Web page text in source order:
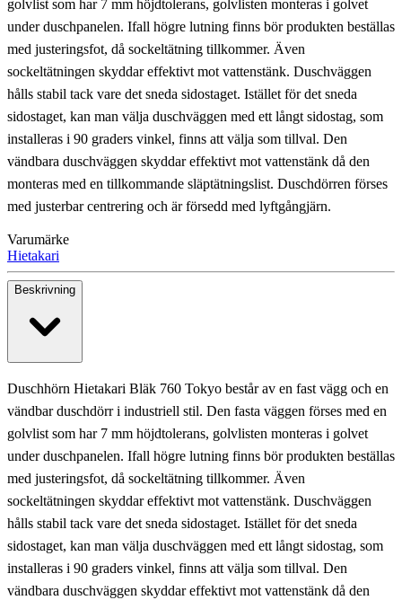
golvlist som har 7 mm höjdtolerans, golvlisten monteras i golvet
under duschpanelen. Ifall högre lutning finns bör produkten beställas
med justeringsfot, då sockeltätning tillkommer. Även
sockeltätningen skyddar effektivt mot vattenstänk. Duschväggen
hålls stabil tack vare det sneda sidostaget. Istället för det sneda
sidostaget, kan man välja duschväggen med ett långt sidostag, som
installeras i 90 graders vinkel, finns att välja som tillval. Den
vändbara duschväggen skyddar effektivt mot vattenstänk då den
monteras med en tillkommande släptätningslist. Duschdörren förses
med justerbar centrering och är försedd med lyftgångjärn.
Varumärke
Hietakari
Beskrivning
Duschhörn Hietakari Bläk 760 Tokyo består av en fast vägg och en
vändbar duschdörr i industriell stil. Den fasta väggen förses med en
golvlist som har 7 mm höjdtolerans, golvlisten monteras i golvet
under duschpanelen. Ifall högre lutning finns bör produkten beställas
med justeringsfot, då sockeltätning tillkommer. Även
sockeltätningen skyddar effektivt mot vattenstänk. Duschväggen
hålls stabil tack vare det sneda sidostaget. Istället för det sneda
sidostaget, kan man välja duschväggen med ett långt sidostag, som
installeras i 90 graders vinkel, finns att välja som tillval. Den
vändbara duschväggen skyddar effektivt mot vattenstänk då den